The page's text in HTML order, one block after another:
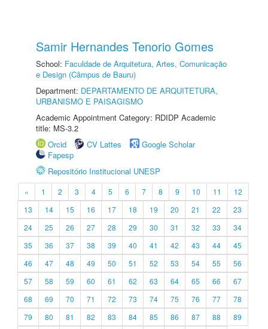
Samir Hernandes Tenorio Gomes
School: Faculdade de Arquitetura, Artes, Comunicação
e Design (Câmpus de Bauru)
Department: DEPARTAMENTO DE ARQUITETURA,
URBANISMO E PAISAGISMO
Academic Appointment Category: RDIDP Academic
title: MS-3.2
Orcid
CV Lattes
Google Scholar
Fapesp
Repositório Institucional UNESP
« 1 2 3 4 5 6 7 8 9 10 11
12
13
14 15 16 17 18 19 20 21 22
23
24
25 26 27 28 29 30 31 32 33
34
35
36 37 38 39 40 41 42 43 44
45
46
47 48 49 50 51 52 53 54 55
56
57
58 59 60 61 62 63 64 65 66
67
68
69 70 71 72 73 74 75 76 77
78
79
80 81 82 83 84 85 86 87 88
89